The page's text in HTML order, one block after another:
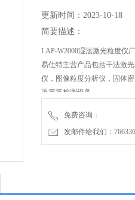
更新时间：2023-10-18
简要描述：
LAP-W2000湿法激光粒度仪
易仕特主营产品包括干法激
仪，图像粒度分析仪，固体
器等等检测设备。
免费咨询：
发邮件给我们：